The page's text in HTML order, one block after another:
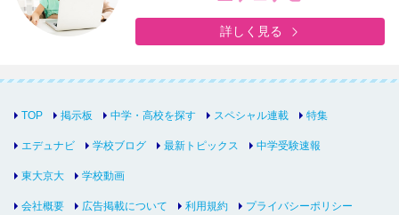
詳しく見る
TOP 掲示板 中学・高校を探す スペシャル連載 特集
エデュナビ 学校ブログ 最新トピックス 中学受験速報
東大京大 学校動画
会社概要 広告掲載について 利用規約 プライバシーポリシー